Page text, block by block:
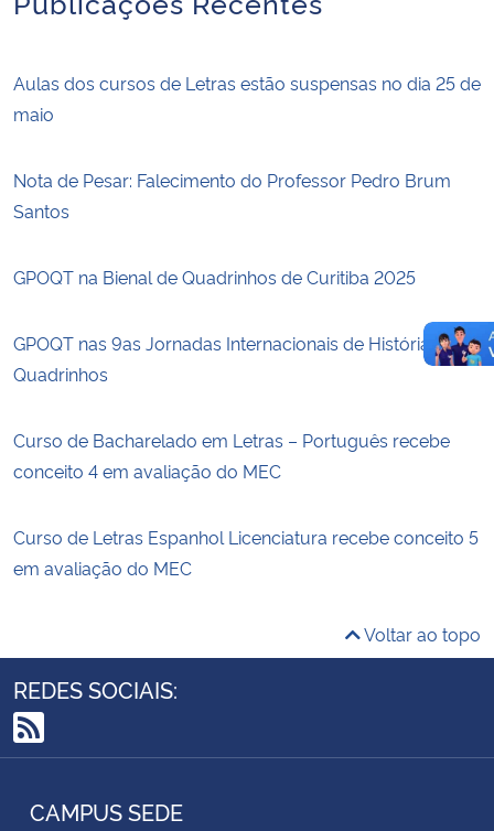
Aulas dos cursos de Letras estão suspensas no dia 25 de
maio
Nota de Pesar: Falecimento do Professor Pedro Brum
Santos
GPOQT na Bienal de Quadrinhos de Curitiba 2025
GPOQT nas 9as Jornadas Internacionais de Histórias em
Quadrinhos
Curso de Bacharelado em Letras – Português recebe
conceito 4 em avaliação do MEC
Curso de Letras Espanhol Licenciatura recebe conceito 5
em avaliação do MEC
Voltar ao topo
REDES SOCIAIS:
RSS
CAMPUS SEDE